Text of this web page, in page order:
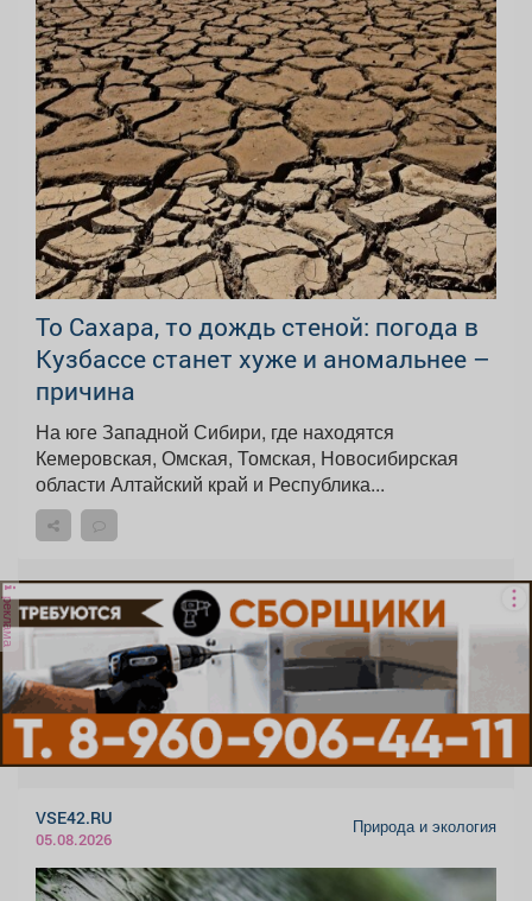
То Сахара, то дождь стеной: погода в
Кузбассе станет хуже и аномальнее –
причина
На юге Западной Сибири, где находятся
Кемеровская, Омская, Томская, Новосибирская
области Алтайский край и Республика...
реклама
VSE42.RU
05.08.2026
Природа и экология